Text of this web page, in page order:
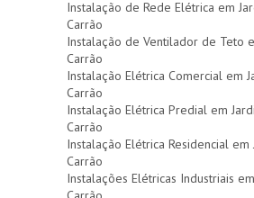
Instalação de Rede Elétrica em
Carrão
Instalação de Ventilador de Teto
Carrão
Instalação Elétrica Comercial em
Carrão
Instalação Elétrica Predial em
Carrão
Instalação Elétrica Residencial em
Carrão
Instalações Elétricas Industriais